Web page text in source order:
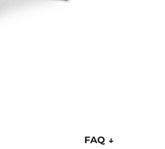
FAQ ↓